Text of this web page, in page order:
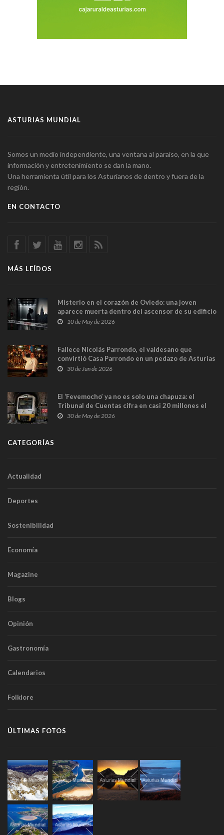
ASTURIAS MUNDIAL
Somos un medio independiente, una ventana al paraíso, en la que
información y entretenimiento se dan la mano.
Una herramienta útil para los Asturianos de dentro y fuera de la
región.
EN CONTACTO
MÁS LEÍDOS
Misterio en el corazón de Oviedo: una joven
aparece muerta dentro del ascensor de su edificio
y las cámaras captan sus últimos minutos
10 de May de 2026
Fallece Nicolás Parrondo, el valdesano que
convirtió Casa Parrondo en un pedazo de Asturias
en Madrid
30 de Jun de 2026
El ‘Fevemocho’ ya no es solo una chapuza: el
Tribunal de Cuentas cifra en casi 20 millones el
sobrecoste de los trenes que no cabían por los
30 de May de 2026
CATEGORÍAS
Actualidad
Deportes
Sostenibilidad
Economía
Magazine
Blogs
Opinión
Gastronomía
Calendarios
Folklore
ÚLTIMAS FOTOS